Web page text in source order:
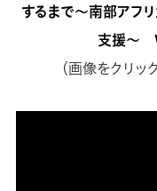
するまで～南部アフ
支援～
（画像をクリッ